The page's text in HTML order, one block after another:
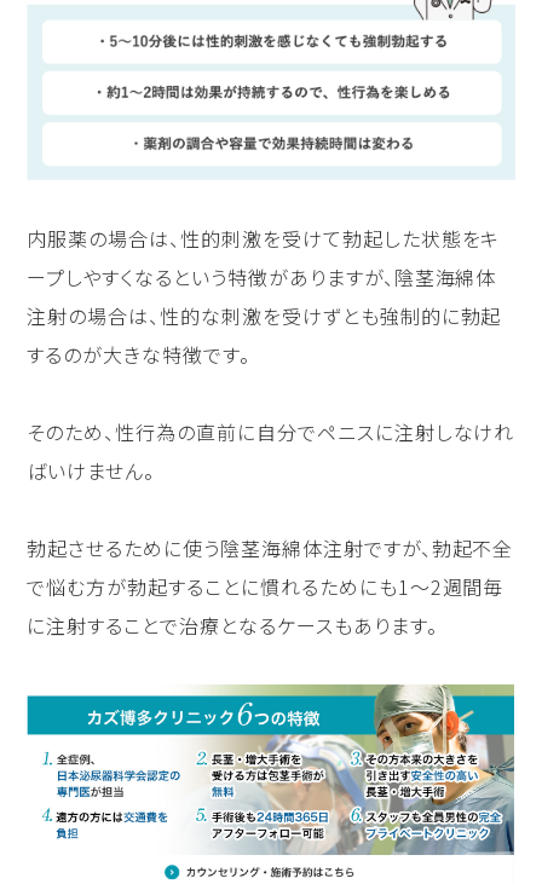
内服薬の場合は、性的刺激を受けて勃起した状態をキ
ープしやすくなるという特徴がありますが、陰茎海綿体
注射の場合は、性的な刺激を受けずとも強制的に勃起
するのが大きな特徴です。
そのため、性行為の直前に自分でペニスに注射しなけれ
ばいけません。
勃起させるために使う陰茎海綿体注射ですが、勃起不全
で悩む方が勃起することに慣れるためにも1〜2週間毎
に注射することで治療となるケースもあります。